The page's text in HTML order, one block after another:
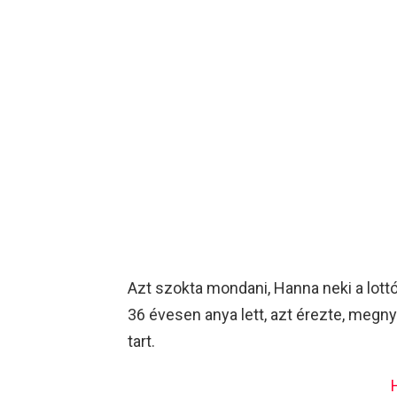
Azt szokta mondani, Hanna neki a
36 évesen anya lett, azt érezte,
tart.